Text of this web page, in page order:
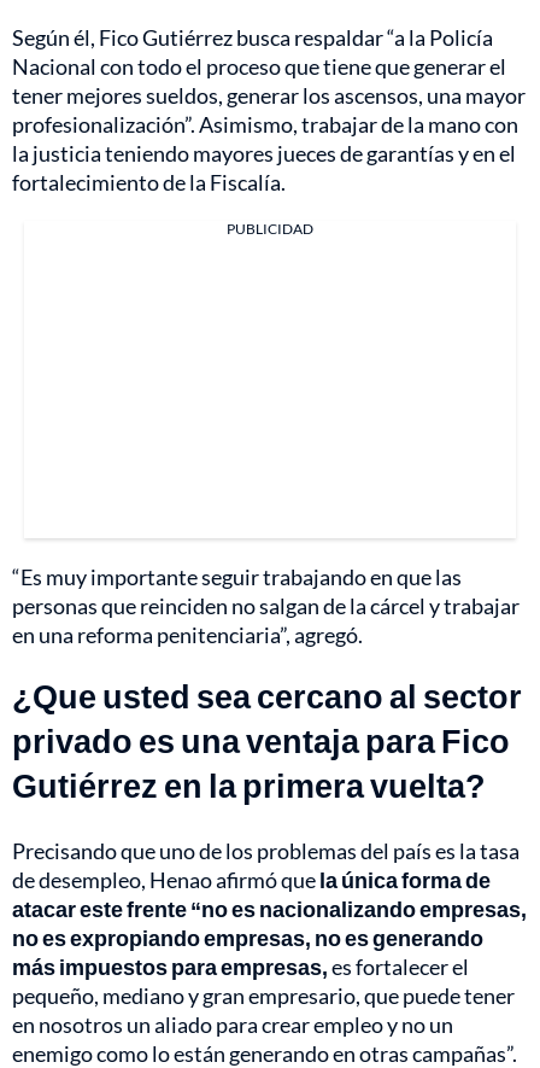
Según él, Fico Gutiérrez busca respaldar “a la Policía
Nacional con todo el proceso que tiene que generar el
tener mejores sueldos, generar los ascensos, una mayor
profesionalización”. Asimismo, trabajar de la mano con
la justicia teniendo mayores jueces de garantías y en el
fortalecimiento de la Fiscalía.
PUBLICIDAD
“Es muy importante seguir trabajando en que las
personas que reinciden no salgan de la cárcel y trabajar
en una reforma penitenciaria”, agregó.
¿Que usted sea cercano al sector
privado es una ventaja para Fico
Gutiérrez en la primera vuelta?
Precisando que uno de los problemas del país es la tasa
de desempleo, Henao afirmó quela única forma de
atacar este frente “no es nacionalizando empresas,
no es expropiando empresas, no es generando
más impuestos para empresas,es fortalecer el
pequeño, mediano y gran empresario, que puede tener
en nosotros un aliado para crear empleo y no un
enemigo como lo están generando en otras campañas”.